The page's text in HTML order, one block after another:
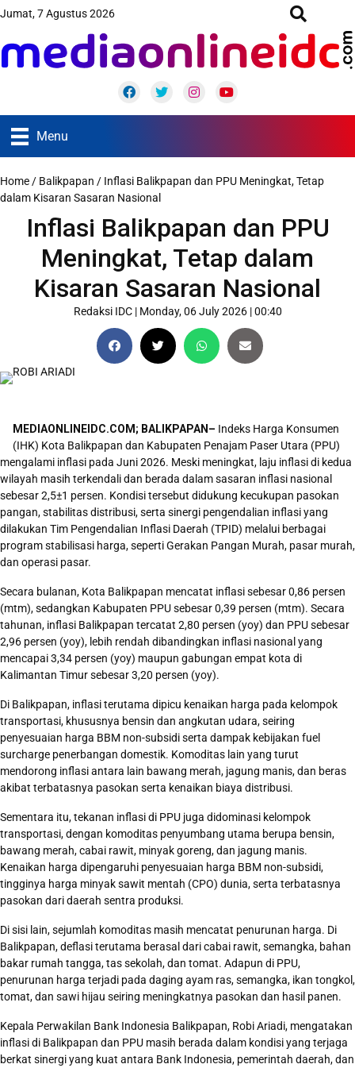
Jumat, 7 Agustus 2026
FacebookTwitter InstagramYoutube
Menu
Home / Balikpapan / Inflasi Balikpapan dan PPU Meningkat, Tetap
dalam Kisaran Sasaran Nasional
Inflasi Balikpapan dan PPU
Meningkat, Tetap dalam
Kisaran Sasaran Nasional
Redaksi IDC | Monday, 06 July 2026 | 00:40
MEDIAONLINEIDC.COM; BALIKPAPAN– Indeks Harga Konsumen
(IHK) Kota Balikpapan dan Kabupaten Penajam Paser Utara (PPU)
mengalami inflasi pada Juni 2026. Meski meningkat, laju inflasi di kedua
wilayah masih terkendali dan berada dalam sasaran inflasi nasional
sebesar 2,5±1 persen. Kondisi tersebut didukung kecukupan pasokan
pangan, stabilitas distribusi, serta sinergi pengendalian inflasi yang
dilakukan Tim Pengendalian Inflasi Daerah (TPID) melalui berbagai
program stabilisasi harga, seperti Gerakan Pangan Murah, pasar murah,
dan operasi pasar.
Secara bulanan, Kota Balikpapan mencatat inflasi sebesar 0,86 persen
(mtm), sedangkan Kabupaten PPU sebesar 0,39 persen (mtm). Secara
tahunan, inflasi Balikpapan tercatat 2,80 persen (yoy) dan PPU sebesar
2,96 persen (yoy), lebih rendah dibandingkan inflasi nasional yang
mencapai 3,34 persen (yoy) maupun gabungan empat kota di
Kalimantan Timur sebesar 3,20 persen (yoy).
Di Balikpapan, inflasi terutama dipicu kenaikan harga pada kelompok
transportasi, khususnya bensin dan angkutan udara, seiring
penyesuaian harga BBM non-subsidi serta dampak kebijakan fuel
surcharge penerbangan domestik. Komoditas lain yang turut
mendorong inflasi antara lain bawang merah, jagung manis, dan beras
akibat terbatasnya pasokan serta kenaikan biaya distribusi.
Sementara itu, tekanan inflasi di PPU juga didominasi kelompok
transportasi, dengan komoditas penyumbang utama berupa bensin,
bawang merah, cabai rawit, minyak goreng, dan jagung manis.
Kenaikan harga dipengaruhi penyesuaian harga BBM non-subsidi,
tingginya harga minyak sawit mentah (CPO) dunia, serta terbatasnya
pasokan dari daerah sentra produksi.
Di sisi lain, sejumlah komoditas masih mencatat penurunan harga. Di
Balikpapan, deflasi terutama berasal dari cabai rawit, semangka, bahan
bakar rumah tangga, tas sekolah, dan tomat. Adapun di PPU,
penurunan harga terjadi pada daging ayam ras, semangka, ikan tongkol,
tomat, dan sawi hijau seiring meningkatnya pasokan dan hasil panen.
Kepala Perwakilan Bank Indonesia Balikpapan, Robi Ariadi, mengatakan
inflasi di Balikpapan dan PPU masih berada dalam kondisi yang terjaga
berkat sinergi yang kuat antara Bank Indonesia, pemerintah daerah, dan